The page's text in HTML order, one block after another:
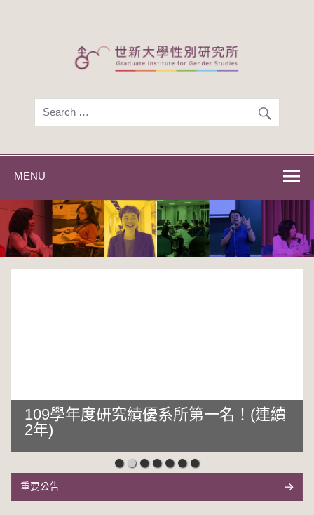
世新大學性別研
世新大學性別研究所
MENU
109學年度研究績優系所第一名！(連續
2年)
重要公告